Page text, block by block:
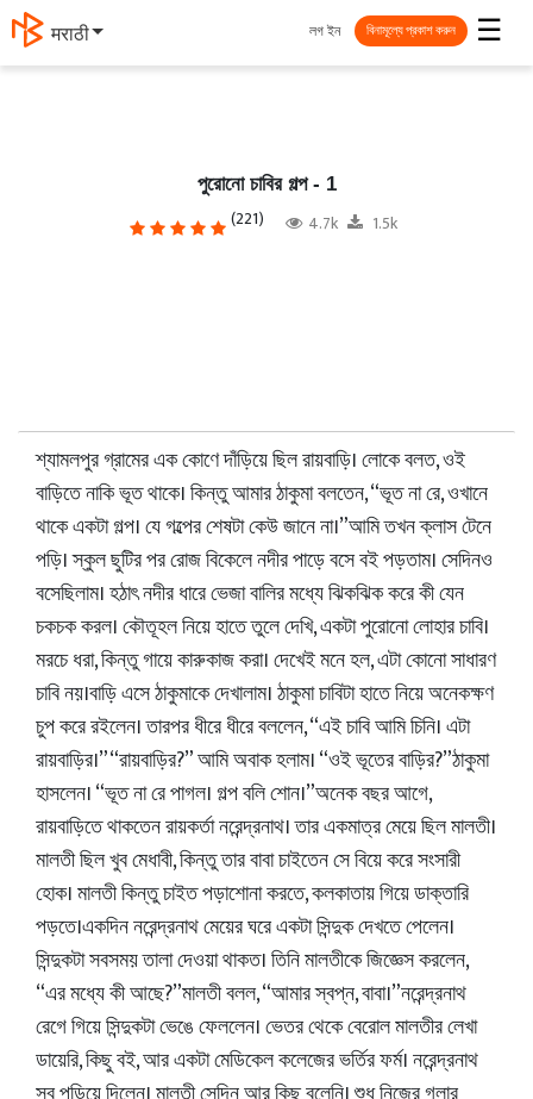
मराठी ☰
লগ ইন বিনামূল্যে প্রকাশ করুন
পুরোনো চাবির গল্প - 1
(221) 4.7k 1.5k
শ্যামলপুর গ্রামের এক কোণে দাঁড়িয়ে ছিল রায়বাড়ি। লোকে বলত, ওই
বাড়িতে নাকি ভূত থাকে। কিন্তু আমার ঠাকুমা বলতেন, “ভূত না রে, ওখানে
থাকে একটা গল্প। যে গল্পের শেষটা কেউ জানে না।”আমি তখন ক্লাস টেনে
পড়ি। স্কুল ছুটির পর রোজ বিকেলে নদীর পাড়ে বসে বই পড়তাম। সেদিনও
বসেছিলাম। হঠাৎ নদীর ধারে ভেজা বালির মধ্যে ঝিকঝিক করে কী যেন
চকচক করল। কৌতূহল নিয়ে হাতে তুলে দেখি, একটা পুরোনো লোহার চাবি।
মরচে ধরা, কিন্তু গায়ে কারুকাজ করা। দেখেই মনে হল, এটা কোনো সাধারণ
চাবি নয়।বাড়ি এসে ঠাকুমাকে দেখালাম। ঠাকুমা চাবিটা হাতে নিয়ে অনেকক্ষণ
চুপ করে রইলেন। তারপর ধীরে ধীরে বললেন, “এই চাবি আমি চিনি। এটা
রায়বাড়ির।”“রায়বাড়ির?” আমি অবাক হলাম। “ওই ভূতের বাড়ির?”ঠাকুমা
হাসলেন। “ভূত না রে পাগল। গল্প বলি শোন।”অনেক বছর আগে,
রায়বাড়িতে থাকতেন রায়কর্তা নরেন্দ্রনাথ। তার একমাত্র মেয়ে ছিল মালতী।
মালতী ছিল খুব মেধাবী, কিন্তু তার বাবা চাইতেন সে বিয়ে করে সংসারী
হোক। মালতী কিন্তু চাইত পড়াশোনা করতে, কলকাতায় গিয়ে ডাক্তারি
পড়তে।একদিন নরেন্দ্রনাথ মেয়ের ঘরে একটা সিন্দুক দেখতে পেলেন।
সিন্দুকটা সবসময় তালা দেওয়া থাকত। তিনি মালতীকে জিজ্ঞেস করলেন,
“এর মধ্যে কী আছে?”মালতী বলল, “আমার স্বপ্ন, বাবা।”নরেন্দ্রনাথ
রেগে গিয়ে সিন্দুকটা ভেঙে ফেললেন। ভেতর থেকে বেরোল মালতীর লেখা
ডায়েরি, কিছু বই, আর একটা মেডিকেল কলেজের ভর্তির ফর্ম। নরেন্দ্রনাথ